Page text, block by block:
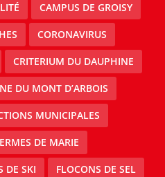
CAMPUS DE GROISY
CORONAVIRUS
CRITERIUM DU DAUPHINE
DU MONT D’ARBOIS
MUNICIPALES
DE MARIE
DE SKI FLOCONS DE SEL